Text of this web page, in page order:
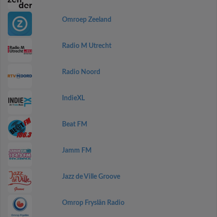
Omroep Zeeland
Radio M Utrecht
Radio Noord
IndieXL
Beat FM
Jamm FM
Jazz de Ville Groove
Omrop Fryslân Radio